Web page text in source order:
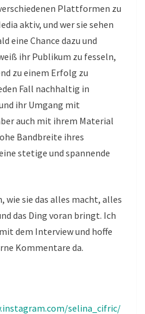
Plattformen zu
aktiv, und wer sie sehen
eine Chance dazu und
ihr Publikum zu fesseln,
zu einem Erfolg zu
Fall nachhaltig in
ihr Umgang mit
auch mit ihrem Material
Bandbreite ihres
stetige und spannende
wie sie das alles macht, alles
das Ding voran bringt. Ich
dem Interview und hoffe
Kommentare da.
selina_cifric/